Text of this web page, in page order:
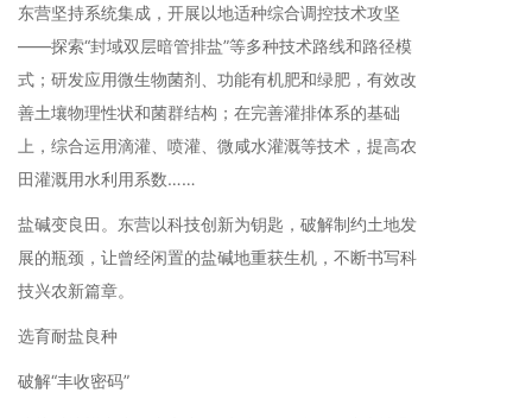
东营坚持系统集成，开展以地适种综合调控技术攻坚
——探索“封域双层暗管排盐”等多种技术路线和路径模
式；研发应用微生物菌剂、功能有机肥和绿肥，有效改
善土壤物理性状和菌群结构；在完善灌排体系的基础
上，综合运用滴灌、喷灌、微咸水灌溉等技术，提高农
田灌溉用水利用系数……
盐碱变良田。东营以科技创新为钥匙，破解制约土地发
展的瓶颈，让曾经闲置的盐碱地重获生机，不断书写科
技兴农新篇章。
选育耐盐良种
破解“丰收密码”